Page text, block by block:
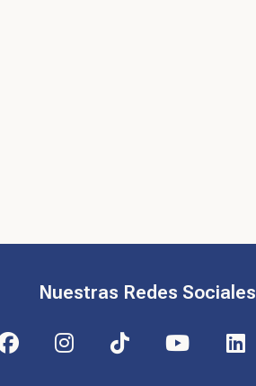
Nuestras Redes Sociales